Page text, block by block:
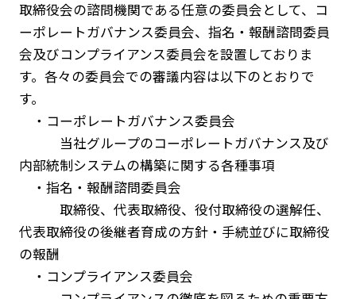
取締役会の諮問機関である任意の委員会として、コ
ーポレートガバナンス委員会、指名・報酬諮問委員
会及びコンプライアンス委員会を設置しておりま
す。各々の委員会での審議内容は以下のとおりで
す。
・コーポレートガバナンス委員会
当社グループのコーポレートガバナンス及び
内部統制システムの構築に関する各種事項
・指名・報酬諮問委員会
取締役、代表取締役、役付取締役の選解任、
代表取締役の後継者育成の方針・手続並びに取締役
の報酬
・コンプライアンス委員会